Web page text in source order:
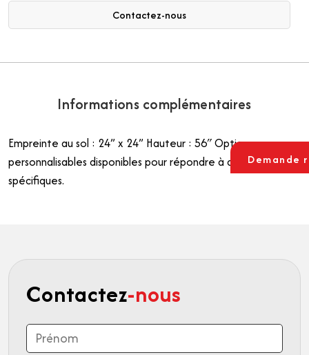
Contactez-nous
Informations complémentaires
Empreinte au sol : 24” x 24” Hauteur : 56″Options
personnalisables disponibles pour répondre à des exigences
spécifiques.
Demande
Contactez-nous